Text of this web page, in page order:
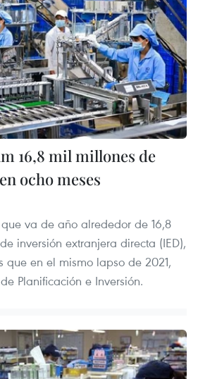
16,8 mil millones de
ocho meses
va de año alrededor de 16,8
inversión extranjera directa (IED),
que en el mismo lapso de 2021,
Planificación e Inversión.